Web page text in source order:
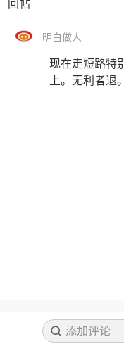
明白做人
现在走短路特
上。无利者退。
添加评论